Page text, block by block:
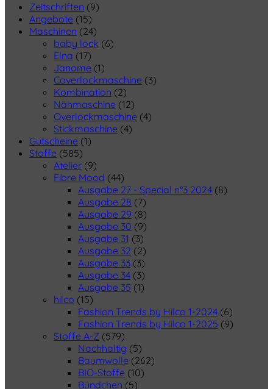
Zeitschriften (9)
Angebote (15)
Maschinen (24)
baby lock (6)
Elna (17)
Janome (1)
Coverlockmaschine (3)
Kombination (2)
Nähmaschine (12)
Overlockmaschine (4)
Stickmaschine (4)
Gutscheine (1)
Stoffe (585)
Atelier (9)
Fibre Mood (44)
Ausgabe 27 - Special n°3 2024 (8)
Ausgabe 28 (7)
Ausgabe 29 (8)
Ausgabe 30 (9)
Ausgabe 31 (3)
Ausgabe 32 (2)
Ausgabe 33 (3)
Ausgabe 34 (3)
Ausgabe 35 (1)
hilco (15)
Fashion Trends by Hilco 1-2024 (6)
Fashion Trends by Hilco 1-2025 (9)
Stoffe A-Z (579)
Nachhaltig (5)
Baumwolle (262)
BIO-Stoffe (10)
Bündchen (5)